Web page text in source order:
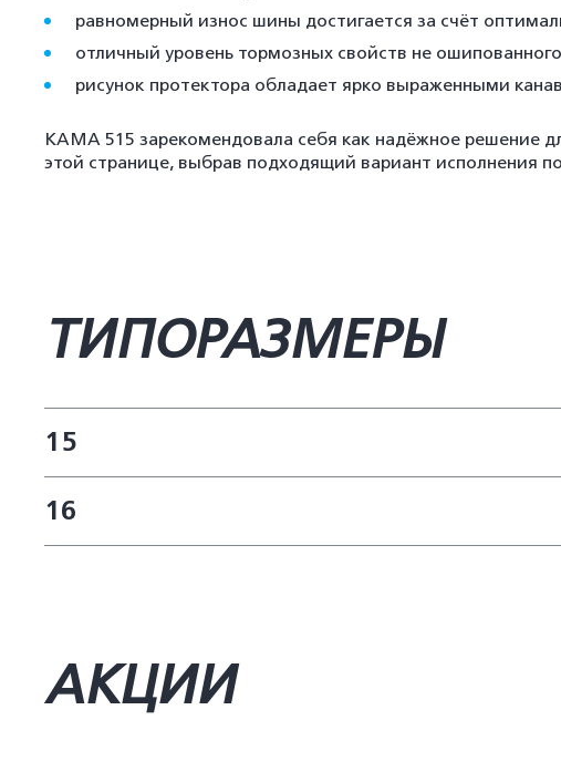
равномерный износ шины достигается за счёт
отличный уровень тормозных свойств не
рисунок протектора обладает ярко выраженными
KAMA 515 зарекомендовала себя как надёжное
этой странице, выбрав подходящий вариант исполнения
ТИПОРАЗМЕРЫ
15
16
АКЦИИ